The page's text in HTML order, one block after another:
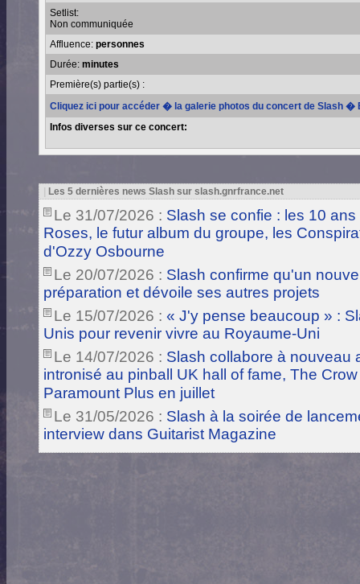
Setlist:
Non communiquée
Affluence: personnes
Durée: minutes
Première(s) partie(s) :
Cliquez ici pour accéder � la galerie photos du concert de Slash �
Infos diverses sur ce concert:
Les 5 dernières news Slash sur slash.gnrfrance.net
Le 31/07/2026 : Slash se confie : les 10
Roses, le futur album du groupe, les
d'Ozzy Osbourne
Le 20/07/2026 : Slash confirme qu'un
préparation et dévoile ses autres projets
Le 15/07/2026 : « J'y pense beaucoup » :
Unis pour revenir vivre au Royaume-Uni
Le 14/07/2026 : Slash collabore à nouveau
intronisé au pinball UK hall of fame, The
Paramount Plus en juillet
Le 31/05/2026 : Slash à la soirée de
interview dans Guitarist Magazine